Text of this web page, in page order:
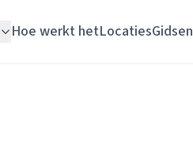
Hoe werkt hetLocatiesGidsen